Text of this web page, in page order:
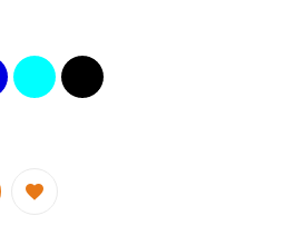
HellblauSchwarz